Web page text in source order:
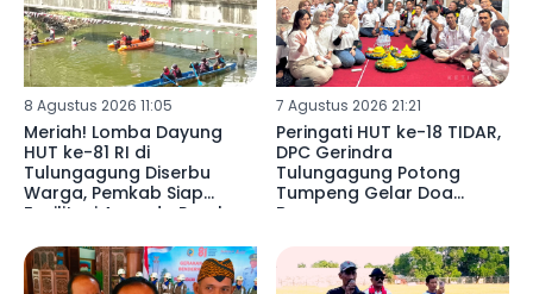
8 Agustus 2026 11:05
Meriah! Lomba Dayung
HUT ke-81 RI di
Tulungagung Diserbu
Warga, Pemkab Siap
Fasilitasi Armada Perahu
7 Agustus 2026 21:21
Peringati HUT ke-18 TIDAR,
DPC Gerindra
Tulungagung Potong
Tumpeng Gelar Doa
Bersama